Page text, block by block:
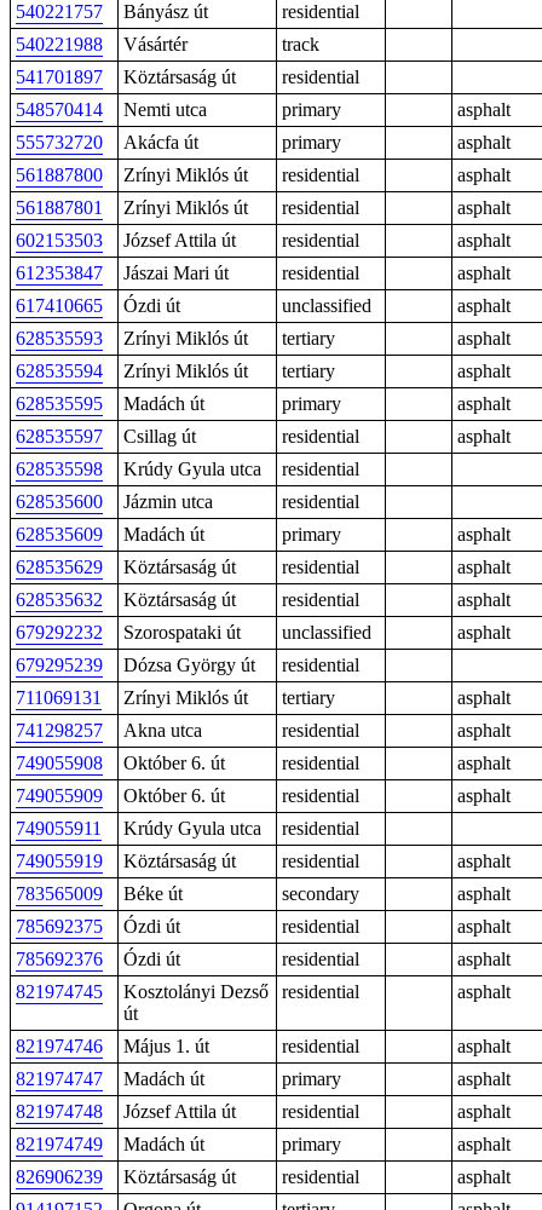
540221757
Bányász út
residential
540221988
Vásártér
track
541701897
Köztársaság út
residential
548570414
Nemti utca primary
asphalt
555732720
Akácfa út primary
asphalt
561887800
Zrínyi Miklós út residential
asphalt
561887801
Zrínyi Miklós út residential
asphalt
602153503
József Attila út residential
asphalt
612353847
Jászai Mari út residential
asphalt
617410665
Ózdi út unclassified
asphalt
628535593
Zrínyi Miklós út tertiary
asphalt
628535594
Zrínyi Miklós út tertiary
asphalt
628535595
Madách út primary
asphalt
628535597
Csillag út residential
asphalt
628535598
Krúdy Gyula utca
residential
628535600
Jázmin utca
residential
628535609
Madách út primary
asphalt
628535629
Köztársaság út residential
asphalt
628535632
Köztársaság út residential
asphalt
679292232
Szorospataki út unclassified
asphalt
679295239
Dózsa György út
residential
711069131
Zrínyi Miklós út tertiary
asphalt
741298257
Akna utca residential
asphalt
749055908
Október 6. út residential
asphalt
749055909
Október 6. út residential
asphalt
749055911
Krúdy Gyula utca
residential
749055919
Köztársaság út residential
asphalt
783565009
Béke út secondary
asphalt
785692375
Ózdi út residential
asphalt
785692376
Ózdi út residential
asphalt
821974745
Kosztolányi Dezső
út
residential asphalt
821974746 Május 1. út residential
asphalt
821974747
Madách út primary
asphalt
821974748
József Attila út residential
asphalt
821974749
Madách út primary
asphalt
826906239
Köztársaság út residential
asphalt